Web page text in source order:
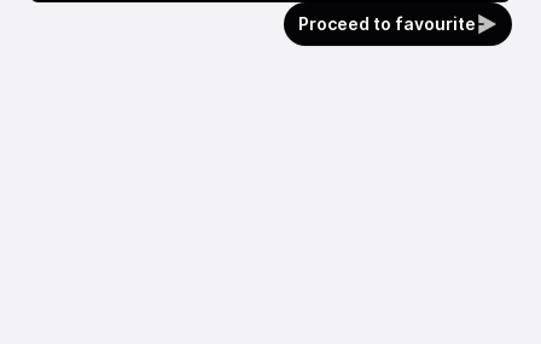
Proceed to favourite